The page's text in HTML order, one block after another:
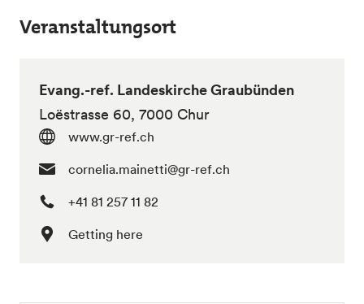
Veranstaltungsort
Evang.-ref. Landeskirche Graubünden
Loëstrasse 60, 7000 Chur
www.gr-ref.ch
cornelia.mainetti@gr-ref.ch
+41 81 257 11 82
Getting here